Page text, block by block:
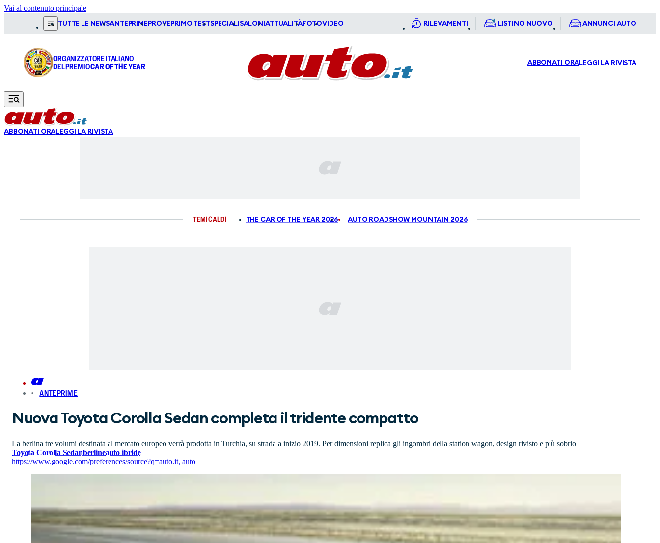
Vai al contenuto principale
TUTTE LE NEWSANTEPRIME PROVE PRIMO TESTSPECIALI SALONI ATTUALITÀFOTOVIDEO RILEVAMENTI LISTINO NUOVO ANNUNCI AUTO
ORGANIZZATORE ITALIANO
DEL PREMIOCAR OF THE YEAR ABBONATI ORALEGGI LA RIVISTA
ABBONATI ORALEGGI LA RIVISTA
TEMI CALDI THE CAR OF THE YEAR 2026 AUTO ROADSHOW MOUNTAIN 2026
ANTEPRIME
Nuova Toyota Corolla Sedan completa il tridente compatto
La berlina tre volumi destinata al mercato europeo verrà prodotta in Turchia, su strada a inizio 2019. Per dimensioni replica gli ingombri della station wagon, design rivisto e più sobrio
Toyota Corolla Sedanberlineauto ibride
https://www.google.com/preferences/source?q=auto.it, auto